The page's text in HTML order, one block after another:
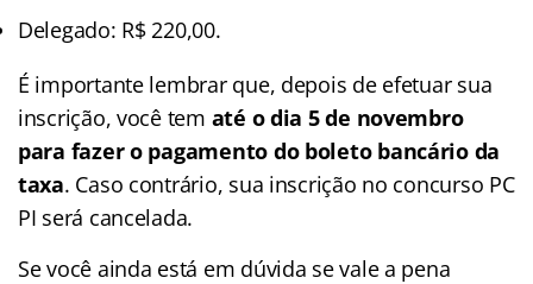
Delegado: R$ 220,00.
É importante lembrar que, depois de efetuar sua
inscrição, você tem até o dia 5 de novembro
para fazer o pagamento do boleto bancário da
taxa. Caso contrário, sua inscrição no concurso PC
PI será cancelada.
Se você ainda está em dúvida se vale a pena